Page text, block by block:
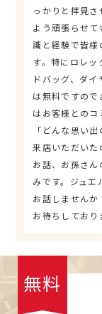
っかりと拝見
よう頑張らせて
識と経験で皆様
す。特にロレッ
ドバッグ、ダ
は無料ですの
はお客様とのコ
「どんな思い
来店いただいた
お話、お孫さ
みです。ジュエ
お話しませんか
お待ちしており
無料